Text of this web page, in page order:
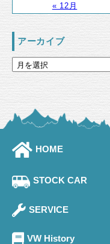
« 12月
アーカイブ
HOME
STOCK CAR
SERVICE
VW History